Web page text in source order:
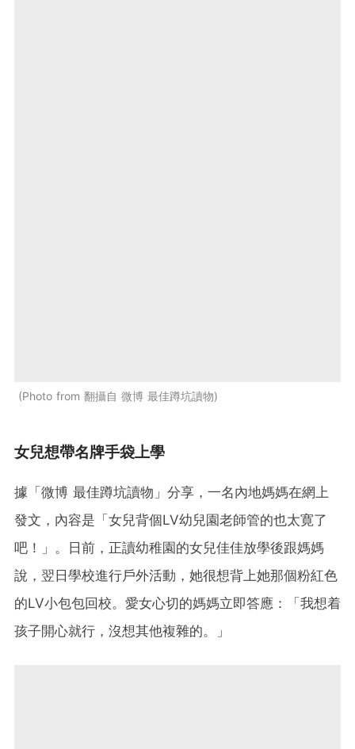
Photo from 翻攝自 微博 最佳蹲坑讀物
女兒想帶名牌手袋上學
據「微博 最佳蹲坑讀物」分享，一名內地媽媽在網上
發文，內容是「女兒背個LV幼兒園老師管的也太寛了
吧！」。日前，正讀幼稚園的女兒佳佳放學後跟媽媽
說，翌日學校進行戶外活動，她很想背上她那個粉紅色
的LV小包包回校。愛女心切的媽媽立即答應：「我想着
孩子開心就行，沒想其他複雜的。」